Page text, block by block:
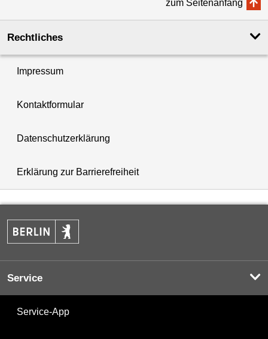
zum Seitenanfang
Rechtliches
Impressum
Kontaktformular
Datenschutzerklärung
Erklärung zur Barrierefreiheit
Service
Service-App